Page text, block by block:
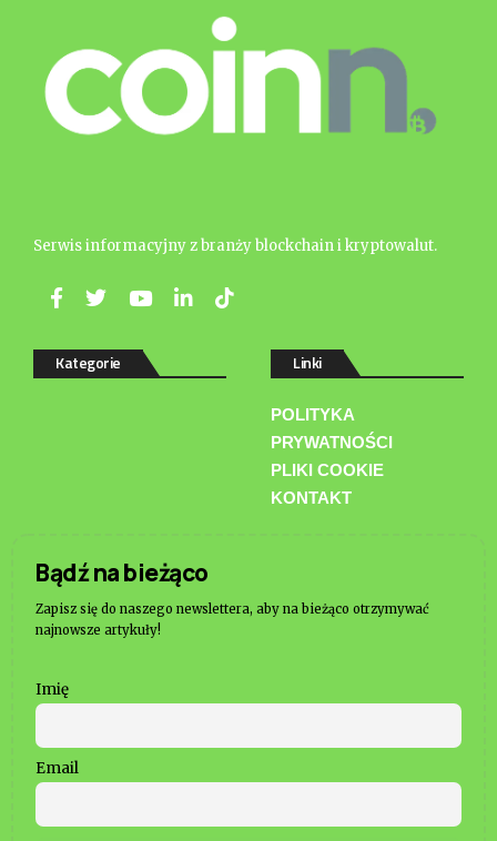
Serwis informacyjny z branży blockchain i kryptowalut.
Kategorie Linki
POLITYKA
PRYWATNOŚCI
PLIKI COOKIE
KONTAKT
Bądź na bieżąco
Zapisz się do naszego newslettera, aby na bieżąco otrzymywać
najnowsze artykuły!
Imię
Email